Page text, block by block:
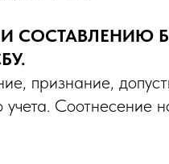
признание,
учета.